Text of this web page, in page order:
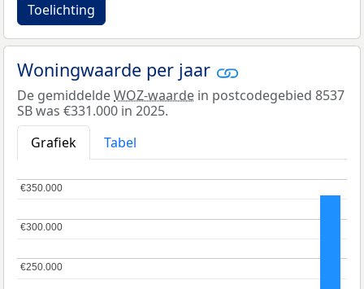
Toelichting
Woningwaarde per jaar
De gemiddeldeWOZ-waarde in postcodegebied 8537
SB was €331.000 in 2025.
Grafiek
Tabel
€250.000
€250.000
€300.000
€300.000
€350.000
€350.000